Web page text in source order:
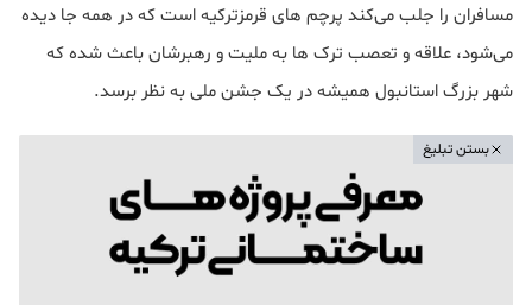
مسافران را جلب می‌کند پرچم های قرمزترکیه است که در همه جا دیده
می‌شود، علاقه و تعصب ترک ها به ملیت و رهبرشان باعث شده که
شهر بزرگ استانبول همیشه در یک جشن ملی به نظر برسد.
بستن تبلیغ